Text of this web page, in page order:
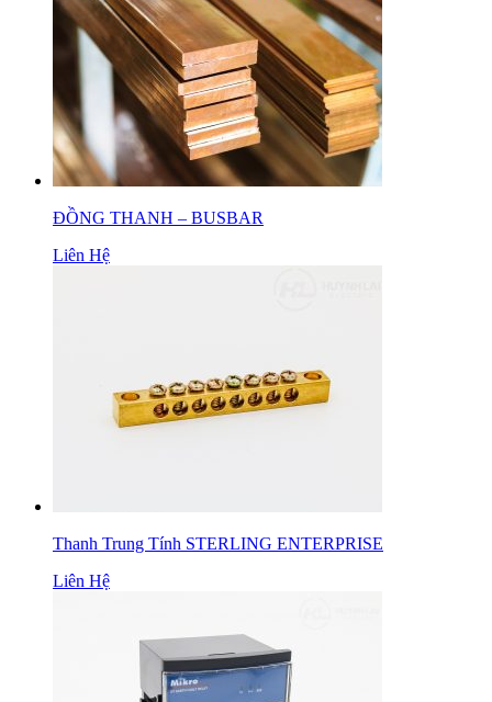
ĐỒNG THANH – BUSBAR
Liên Hệ
Thanh Trung Tính STERLING ENTERPRISE
Liên Hệ